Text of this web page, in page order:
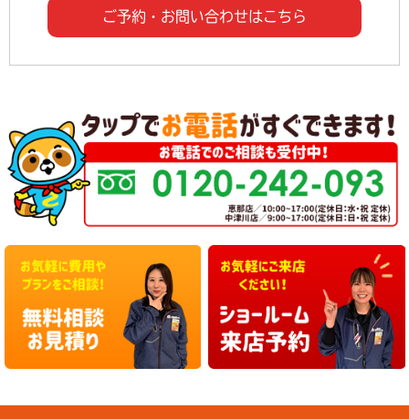
ご予約・お問い合わせはこちら